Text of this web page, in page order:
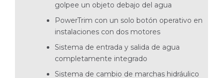
golpee un objeto debajo del agua
PowerTrim con un solo botón operativo en
instalaciones con dos motores
Sistema de entrada y salida de agua
completamente integrado
Sistema de cambio de marchas hidráulico